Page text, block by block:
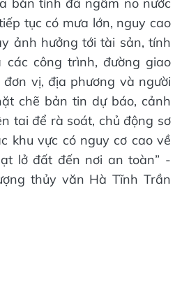
tục có mưa lớn, nguy cao
ảnh hưởng tới tài sản, tính
công trình, đường giao
vị, địa phương và người
chẽ bản tin dự báo, cảnh
tai để rà soát, chủ động sơ
khu vực có nguy cơ cao về
lở đất đến nơi an toàn” -
thủy văn Hà Tĩnh Trần